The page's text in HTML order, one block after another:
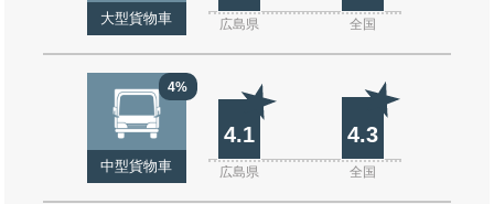
大型貨物車 広島県 全国
4%
中型貨物車
4.1 4.3
広島県 全国